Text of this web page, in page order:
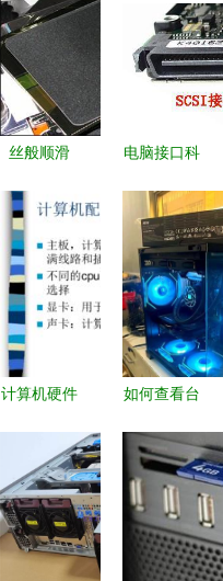
——计算机
的“骨架”与
核心
品，引领高
性能外设新
潮流
丝般顺滑
的鼠标垫，
仅需20元
电脑接口科
不穷的硬盘
接口——计
算机存储的
演进脉络
计算机硬件
基石
如何查看台
置？一份详
细的硬件信
息查询指南